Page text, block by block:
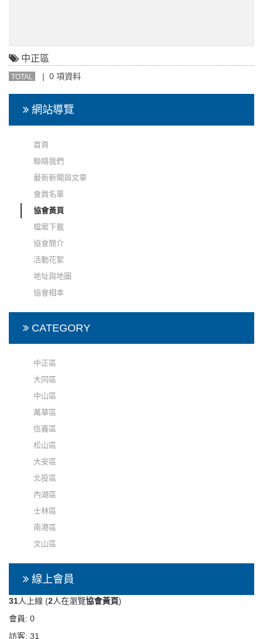
中正區
TOTAL | 0 項資料
網站導覽
首頁
聯絡我們
最新新聞與文章
會員名單
協會黃頁
檔案下載
協會簡介
活動花絮
地址與地圖
協會相本
CATEGORY
中正區
大同區
中山區
萬華區
信義區
松山區
大安區
北投區
內湖區
士林區
南港區
文山區
線上會員
31人上線 (2人在瀏覽協會黃頁)
會員: 0
訪客: 31